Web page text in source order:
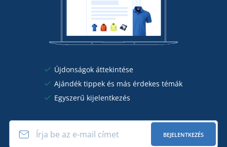
Újdonságok áttekintése
Ajándék tippek és más érdekes témák
Egyszerű kijelentkezés
BEJELENTKEZÉS